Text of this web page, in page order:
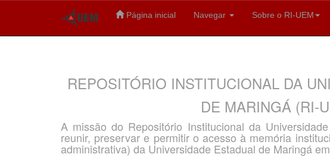
Página inicial Navegar Sobre o RI-UEM
REPOSITÓRIO INSTITUCIONAL DA
DE MARINGÁ (RI-
A missão do Repositório Institucional da
reunir, preservar e permitir o acesso à memória
administrativa) da Universidade Estadual de Maringá